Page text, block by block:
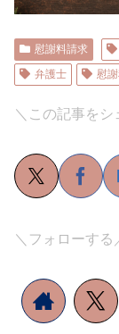
慰謝料請求
弁護士
慰
＼この記事をシ
＼フォローする